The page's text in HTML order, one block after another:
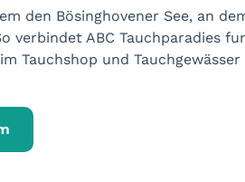
den Bösinghovener See, an
verbindet ABC Tauchparadies
Tauchshop und